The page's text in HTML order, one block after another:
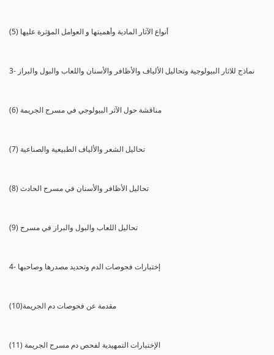
(5) أنواع الآثار المادية وأهميتها و العوامل المؤثرة عليها
3- نماذج للاثار البيولوجية وتحاليل الألياف والأظافر والأسنان واللعاب والبول والبراز
(6) مناقشة حول الآثر البيولوجي في مسرح الجريمة
(7) تحاليل الشعر والألياف الطبيعية والصناعية
(8) تحاليل الأظافر والأسنان في مسرح الحادث
(9) تحاليل اللعاب والبول والبراز في مسرح
4- إختبارات فحوصات الدم وتحديد مصدرها وصاحبها
(10)مقدمة عن فحوصات دم الجريمة
(11) الإختبارات التمهيدية لفحص دم مسرح الجريمة